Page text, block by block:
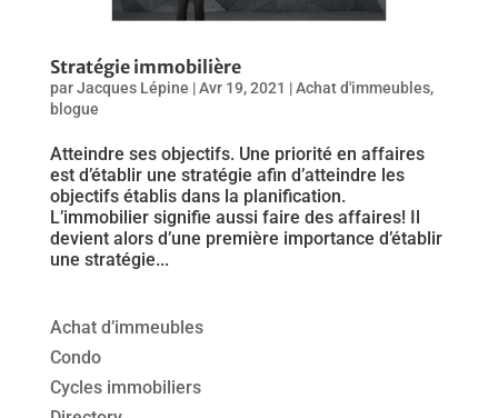
Stratégie immobilière
parJacques Lépine |Avr 19, 2021 |Achat d'immeubles,
blogue
Atteindre ses objectifs. Une priorité en affaires
est d’établir une stratégie afin d’atteindre les
objectifs établis dans la planification.
L’immobilier signifie aussi faire des affaires! Il
devient alors d’une première importance d’établir
une stratégie...
Achat d’immeubles
Condo
Cycles immobiliers